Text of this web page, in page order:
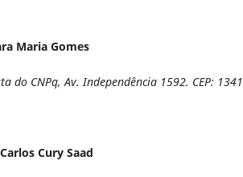
Maria Gomes
do CNPq, Av. Independência 1592. CEP:
Cury Saad